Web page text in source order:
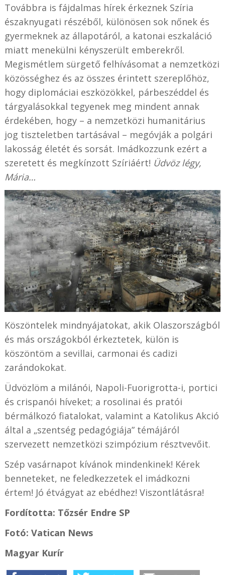
Továbbra is fájdalmas hírek érkeznek Szíria
északnyugati részéből, különösen sok nőnek és
gyermeknek az állapotáról, a katonai eszkaláció
miatt menekülni kényszerült emberekről.
Megismétlem sürgető felhívásomat a nemzetközi
közösséghez és az összes érintett szereplőhöz,
hogy diplomáciai eszközökkel, párbeszéddel és
tárgyalásokkal tegyenek meg mindent annak
érdekében, hogy – a nemzetközi humanitárius
jog tiszteletben tartásával – megóvják a polgári
lakosság életét és sorsát. Imádkozzunk ezért a
szeretett és megkínzott Szíriáért! Üdvöz légy,
Mária…
Köszöntelek mindnyájatokat, akik Olaszországból
és más országokból érkeztetek, külön is
köszöntöm a sevillai, carmonai és cadizi
zarándokokat.
Üdvözlöm a milánói, Napoli-Fuorigrotta-i, portici
és crispanói híveket; a rosolinai és pratói
bérmálkozó fiatalokat, valamint a Katolikus Akció
által a „szentség pedagógiája” témájáról
szervezett nemzetközi szimpózium résztvevőit.
Szép vasárnapot kívánok mindenkinek! Kérek
benneteket, ne feledkezzetek el imádkozni
értem! Jó étvágyat az ebédhez! Viszontlátásra!
Fordította: Tőzsér Endre SP
Fotó: Vatican News
Magyar Kurír